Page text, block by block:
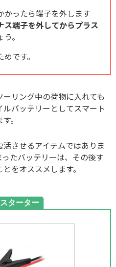
かったら端子を外します
ス端子を外してからプラス
。
です。
リング中の荷物に入れても
バッテリーとしてスマート
。
させるアイテムではありま
たバッテリーは、その後す
をオススメします。
ターター